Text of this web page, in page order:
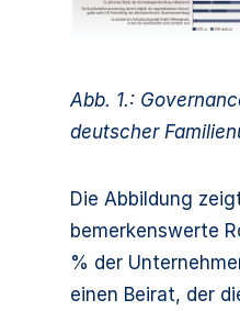
Abb. 1.:
deutscher
Die Abbildung
bemerkenswerte
% der
einen Beirat, der